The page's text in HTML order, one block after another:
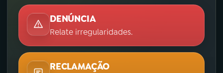
DENÚNCIA
Relate irregularidades.
RECLAMAÇÃO